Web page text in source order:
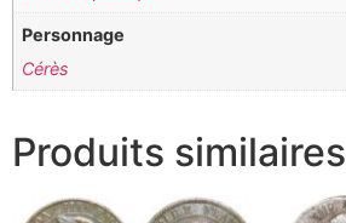
Personnage
Cérès
Produits similaires